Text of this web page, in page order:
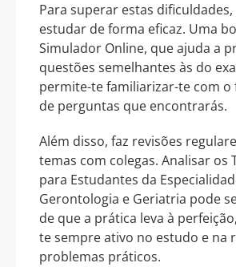
Para superar estas
estudar de forma eficaz. Uma
Simulador Online, que ajuda a
questões semelhantes às do
permite-te familiarizar-te com
de perguntas que encontrarás.
Além disso, faz revisões
temas com colegas. Analisar os
para Estudantes da
Gerontologia e Geriatria pode
de que a prática leva à
te sempre ativo no estudo e na
problemas práticos.